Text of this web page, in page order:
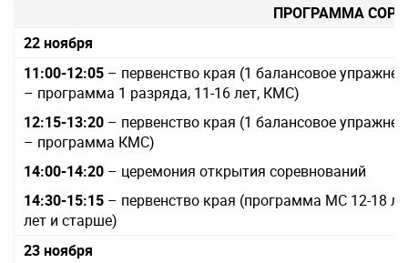
ПРОГРАММА
22 ноября
11:00-12:05 – первенство края (1 балансовое
– программа 1 разряда, 11-16 лет, КМС)
12:15-13:20 – первенство края (1 балансовое
– программа КМС)
14:00-14:20 – церемония открытия соревнований
14:30-15:15 – первенство края (программа МС 12-18
лет и старше)
23 ноября